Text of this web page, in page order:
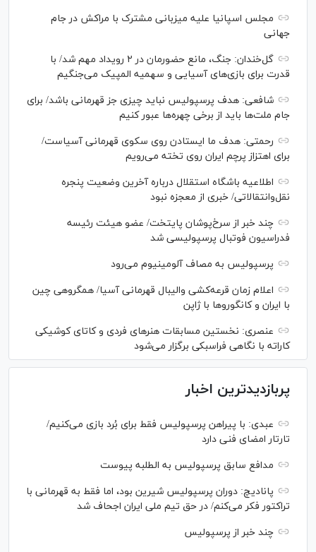
مجلس اسپانیا علیه میزبانی مشترک با مراکش در جام
جهانی
گل‌خندان: جنگ، مانع حضورمان در ۲ رویداد مهم شد/ با
قدرت برای بازی‌های آسیایی و سهمیه المپیک می‌جنگیم
شافعی: هدف پرسپولیس نباید چیزی جز قهرمانی باشد/ برای
جام ملت‌ها باید از برخی چهره‌ها عبور کنیم
رحمتی: هدف ما ایستادن روی سکوی قهرمانی آسیاست/
برای اهتزاز پرچم ایران روی تخته می‌رویم
اطلاعیه باشگاه استقلال درباره آخرین وضعیت پنجره
نقل‌وانتقالاتی/ خبری از معجزه نبود
چند خبر از سرخ‌پوشان پایتخت/ عضو هیئت رئیسه
فدراسیون فوتبال پرسپولیسی شد
پرسپولیس به مصاف آلومینیوم می‌رود
اعلام زمان قرعه‌کشی والیبال قهرمانی آسیا/ همگروهی چین
با ایران و کانگورو‌ها با ژاپن
عنصری: نخستین مسابقات هنر‌های فردی و کاتای کوشیکی
کاراته با نگاهی فراسبکی برگزار می‌شود
پربازدیدترین اخبار
عبدی: با پیراهن پرسپولیس فقط برای بُرد بازی می‌کنیم/
تارتار امضای فنی دارد
مدافع سابق پرسپولیس به الطلبه پیوست
پانادیچ: دوران پرسپولیس شیرین بود، اما فقط به قهرمانی با
تراکتور فکر می‌کنم/ در حق تیم ملی ایران اجحاف شد
چند خبر از پرسپولیس